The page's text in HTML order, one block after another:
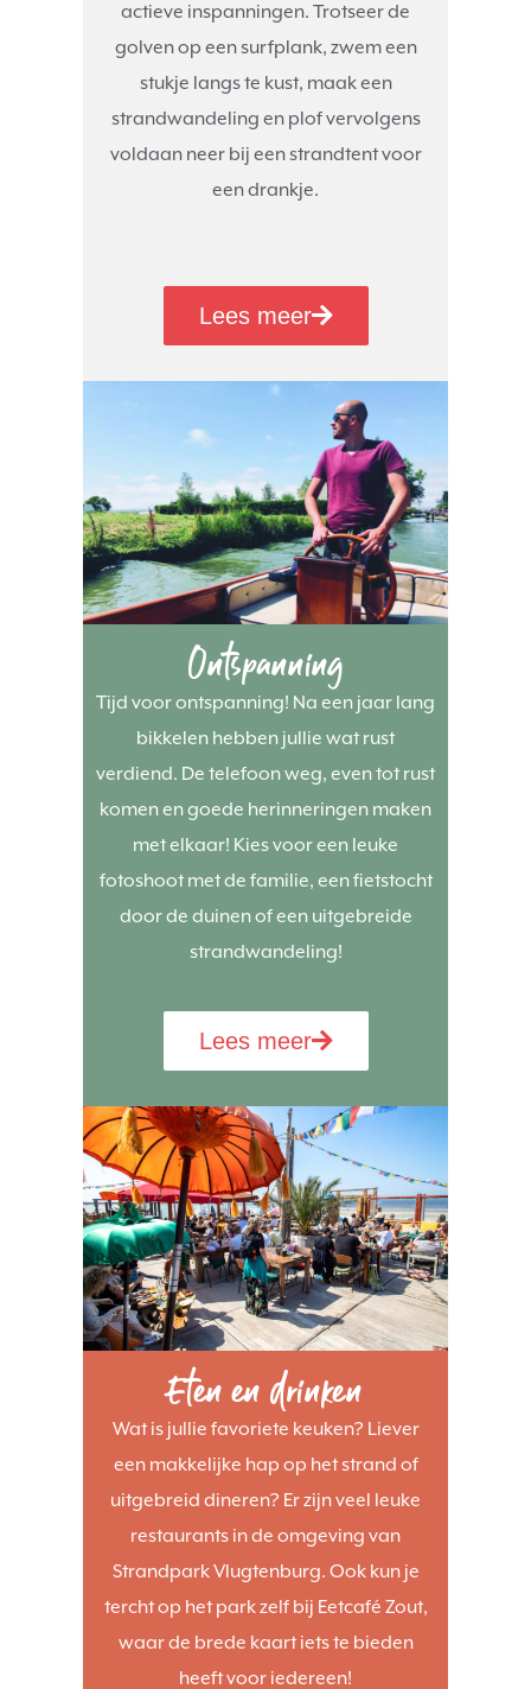
actieve inspanningen. Trotseer de
golven op een surfplank, zwem een
stukje langs te kust, maak een
strandwandeling en plof vervolgens
voldaan neer bij een strandtent voor
een drankje.
Lees meer
Ontspanning
Tijd voor ontspanning! Na een jaar lang
bikkelen hebben jullie wat rust
verdiend. De telefoon weg, even tot rust
komen en goede herinneringen maken
met elkaar! Kies voor een leuke
fotoshoot met de familie, een fietstocht
door de duinen of een uitgebreide
strandwandeling!
Lees meer
Eten en drinken
Wat is jullie favoriete keuken? Liever
een makkelijke hap op het strand of
uitgebreid dineren? Er zijn veel leuke
restaurants in de omgeving van
Strandpark Vlugtenburg. Ook kun je
tercht op het park zelf bij Eetcafé Zout,
waar de brede kaart iets te bieden
heeft voor iedereen!